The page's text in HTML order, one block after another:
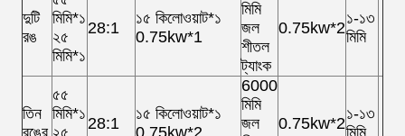
দুটি
রঙ
মিমি*১
২৫
মিমি*১
28:1
১৫ কিলোওয়াট*১
0.75kw*1
মিমি
জল
শীতল
ট্যাংক
0.75kw*2
১-১৩
মিমি
তিন
রঙের
৫৫
মিমি*১
২৫
28:1
১৫ কিলোওয়াট*১
0.75kw*2
6000
মিমি
জল
0.75kw*2
১-১৩
মিমি